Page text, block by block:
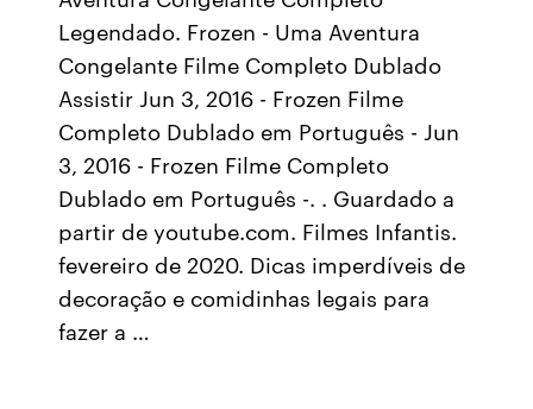
Legendado. Frozen - Uma Aventura
Congelante Filme Completo Dublado
Assistir Jun 3, 2016 - Frozen Filme
Completo Dublado em Português - Jun
3, 2016 - Frozen Filme Completo
Dublado em Português -. . Guardado a
partir de youtube.com. Filmes Infantis.
fevereiro de 2020. Dicas imperdíveis de
decoração e comidinhas legais para
fazer a …